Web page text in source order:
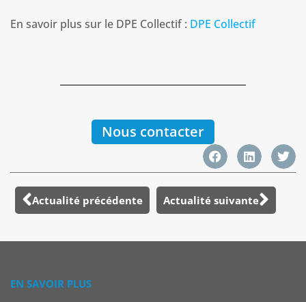
En savoir plus sur le DPE Collectif : DPE Collectif
Nous contacter
Actualité précédente Actualité suivante
EN SAVOIR PLUS